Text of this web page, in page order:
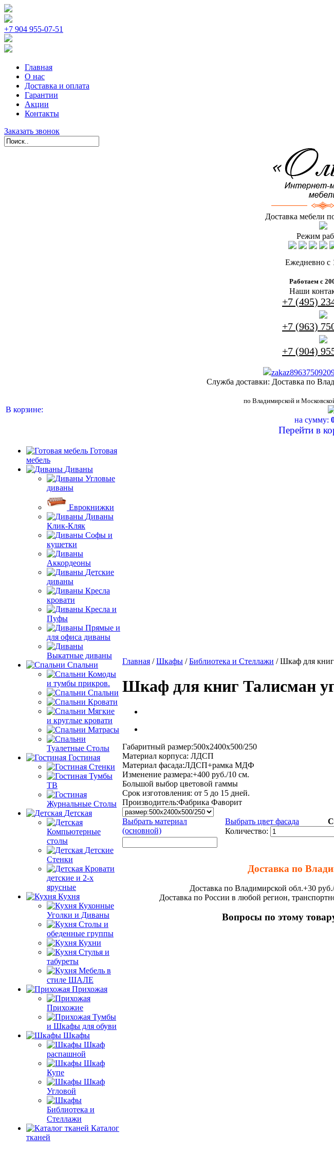
+7 904 955-07-51
Главная
О нас
Доставка и оплата
Гарантии
Акции
Контакты
Заказать звонок
Доставка мебели
Режим
Ежедневно с
Работаем с
Наши
+7 (495)
+7 (963)
+7 (904)
Служба доставки: Доставка по
по Владимирской и
В корзине:
на сумму:
Перейти в
Готовая
мебель
Диваны
Угловые
диваны
Еврокнижки
Диваны
Клик-Кляк
Софы и
кушетки
Аккордеоны
Детские
диваны
Кресла
кровати
Кресла и
Пуфы
Прямые и
для офиса диваны
Выкатные диваны
Спальни
Комоды
и тумбы прикров.
Спальни
Кровати
Мягкие
и круглые кровати
Матрасы
Туалетные Столы
Гостиная
Стенки
Тумбы
ТВ
Журнальные Столы
Детская
Компьютерные
столы
Детские
Стенки
Кровати
детские и 2-х
ярусные
Кухня
Кухонные
Уголки и Диваны
Столы и
обеденные группы
Кухни
Стулья и
табуреты
Мебель в
стиле ШАЛЕ
Прихожая
Прихожие
Тумбы
и Шкафы для обуви
Шкафы
Шкаф
распашной
Шкаф
Купе
Шкаф
Угловой
Библиотека и
Стеллажи
Каталог
тканей
Главная /Шкафы /Библиотека и Стеллажи / Шкаф для
Шкаф для книг Талисман
Габаритный размер:500х2400х500/250
Материал корпуса: ЛДСП
Материал фасада:ЛДСП+рамка МДФ
Изменение размера:+400 руб./10 см.
Большой выбор цветовой гаммы
Срок изготовления: от 5 до 15 дней.
Производитель:Фабрика Фаворит
Выбрать материал
(основной)
Выбрать цвет фасада
Количество:
Доставка по
Доставка по Владимирской обл.+30
Доставка по России в любой регион,
Вопросы по этому